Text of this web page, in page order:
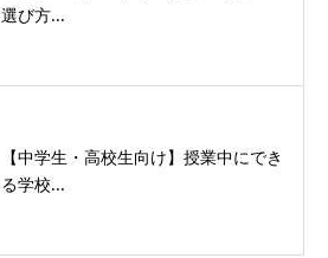
選び方...
【中学生・高校生向け】授業中にでき
る学校...